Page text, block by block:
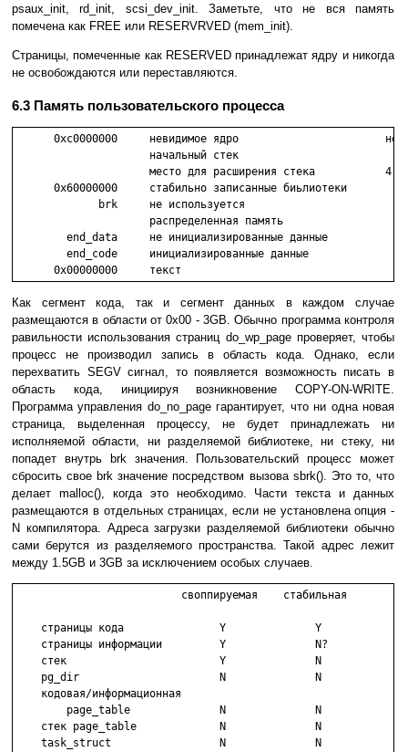
psaux_init, rd_init, scsi_dev_init. Заметьте, что не вся память
помечена как FREE или RESERVRVED (mem_init).
Страницы, помеченные как RESERVED принадлежат ядру и никогда
не освобождаются или переставляются.
6.3 Память пользовательского процесса
0xc0000000     невидимое ядро                       не
                     начальный стек
место для расширения стека           4
      0x60000000     стабильно записанные биьлиотеки
             brk     не используется
                     распределенная память
        end_data     не инициализированные данные
        end_code     инициализированные данные
      0x00000000     текст
Как сегмент кода, так и сегмент данных в каждом случае
размещаются в области от 0х00 - 3GB. Обычно программа контроля
равильности использования страниц do_wp_page проверяет, чтобы
процесс не производил запись в область кода. Однако, если
перехватить SEGV сигнал, то появляется возможность писать в
область кода, инициируя возникновение COPY-ON-WRITE.
Программа управления do_no_page гарантирует, что ни одна новая
страница, выделенная процессу, не будет принадлежать ни
исполняемой области, ни разделяемой библиотеке, ни стеку, ни
попадет внутрь brk значения. Пользовательский процесс может
сбросить свое brk значение посредством вызова sbrk(). Это то, что
делает malloc(), когда это необходимо. Части текста и данных
размещаются в отдельных страницах, если не установлена опция -
N компилятора. Адреса загрузки разделяемой библиотеки обычно
сами берутся из разделяемого пространства. Такой адрес лежит
между 1.5GB и 3GB за исключением особых случаев.
                          своппируемая    стабильная
    страницы кода               Y              Y
    страницы информации         Y              N?
    стек                        Y              N
    pg_dir                      N              N
    кодовая/информационная
        page_table              N              N
    стек page_table             N              N
    task_struct                 N              N